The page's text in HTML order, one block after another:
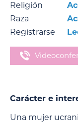
Religión
Raza
Registrarse
Carácter e
Una mujer